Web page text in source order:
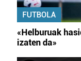
FUTBOLA
«Helburuak
izaten da»